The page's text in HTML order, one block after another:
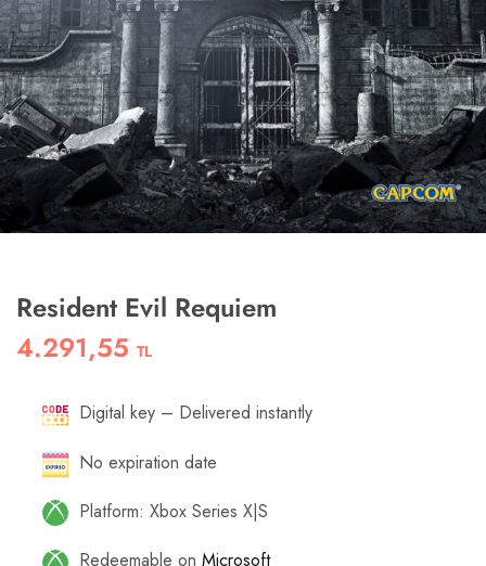
Resident Evil Requiem
4.291,55 TL
Digital key – Delivered instantly
No expiration date
Platform: Xbox Series X|S
Redeemable on Microsoft